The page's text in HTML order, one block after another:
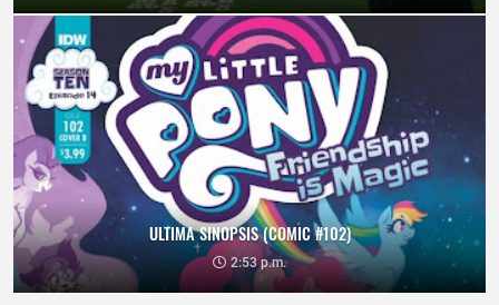
ULTIMA SINOPSIS (COMIC #102)
2:53 p.m.